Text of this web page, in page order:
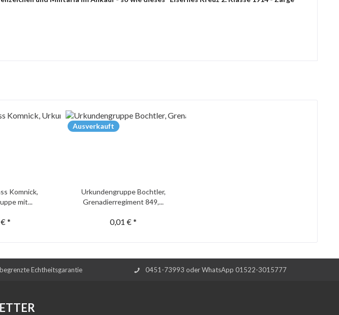
Komnick,
mit...
*
Ausverkauft
Urkundengruppe Bochtler,
Grenadierregiment 849,...
0,01 € *
Echtheitsgarantie 0451-73993 oder WhatsApp 01522-3015777